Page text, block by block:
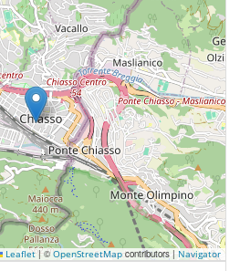
Leaflet |©OpenStreetMapcontributors |Navigator